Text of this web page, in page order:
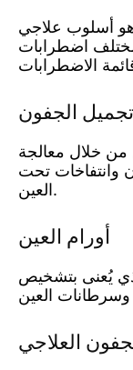
هو أسلوب علاجي
مختلف اضطرابات
تجميل الجفون
خلال معالجة
وانتفاخات تحت
العين.
أورام العين
يُعنى بتشخيص
العلاجي